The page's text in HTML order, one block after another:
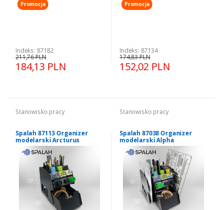
Promocja
Indeks: 87182
184,13 PLN
211,76 PLN
Promocja
Indeks: 87134
152,02 PLN
174,83 PLN
Stanowisko pracy
Spalah 87113 Organizer
modelarski Arcturus
Stanowisko pracy
Spalah 87038 Organizer
modelarski Alpha